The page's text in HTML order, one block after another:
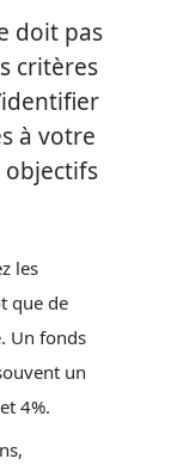
doit pas
critères
à votre
objectifs
les
que de
Un fonds
un
4%.